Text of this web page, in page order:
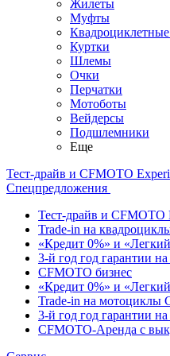
Жилеты
Муфты
Куртки
Шлемы
Очки
Перчатки
Мотоботы
Вейдерсы
Подшлемники
Еще
Тест-драйв и CFMOTO
Спецпредложения
Тест-драйв и CFMOTO
Trade-in на
«Кредит 0%» и
3-й год год гарантии
CFMOTO бизнес
«Кредит 0%» и
Trade-in на мотоциклы
3-й год год гарантии
CFMOTO-Аренда с